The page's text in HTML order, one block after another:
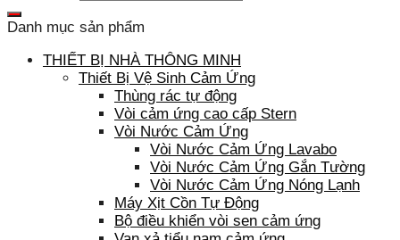
Danh mục sản phẩm
THIẾT BỊ NHÀ THÔNG MINH
Thiết Bị Vệ Sinh Cảm Ứng
Thùng rác tự động
Vòi cảm ứng cao cấp Stern
Vòi Nước Cảm Ứng
Vòi Nước Cảm Ứng Lavabo
Vòi Nước Cảm Ứng Gắn Tường
Vòi Nước Cảm Ứng Nóng Lạnh
Máy Xịt Cồn Tự Động
Bộ điều khiển vòi sen cảm ứng